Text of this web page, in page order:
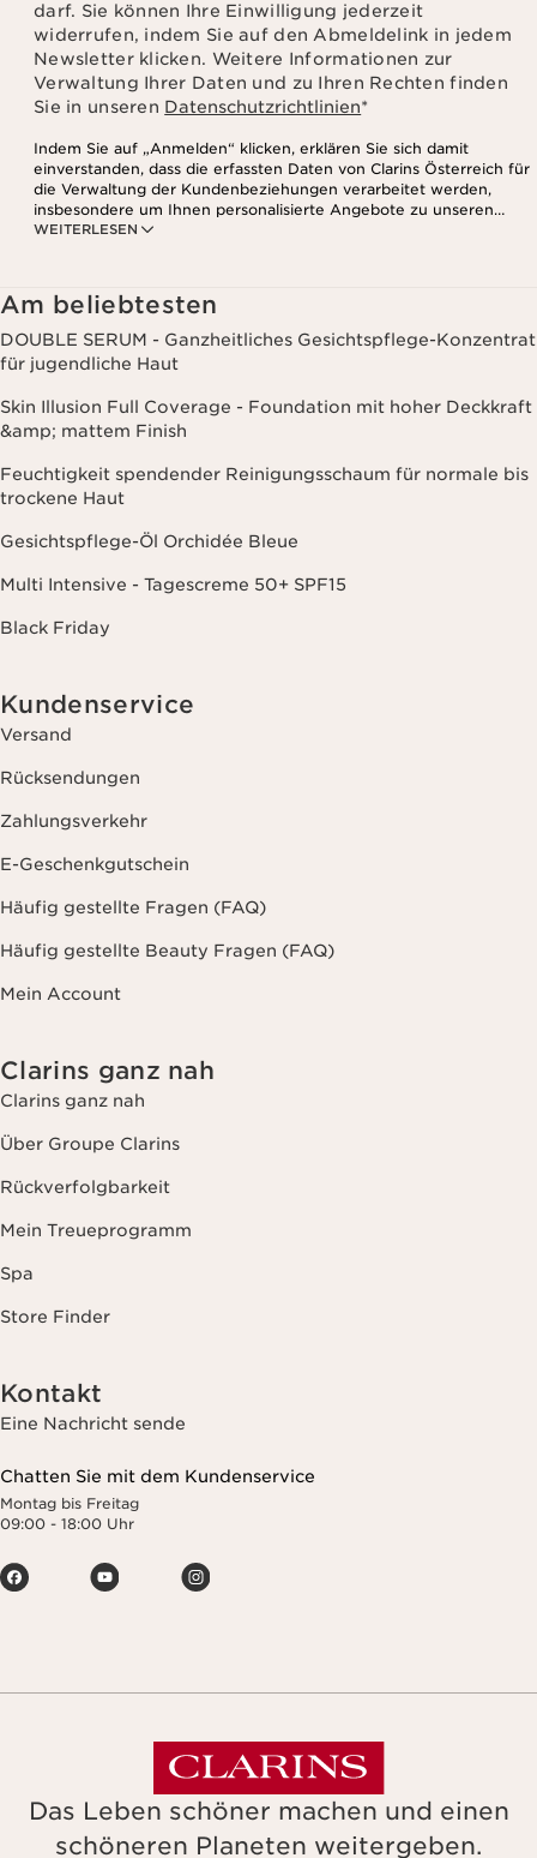
darf. Sie können Ihre Einwilligung jederzeit
widerrufen, indem Sie auf den Abmeldelink in jedem
Newsletter klicken. Weitere Informationen zur
Verwaltung Ihrer Daten und zu Ihren Rechten finden
Sie in unseren Datenschutzrichtlinien*
WEITERLESEN
Indem Sie auf „Anmelden“ klicken, erklären Sie sich damit
einverstanden, dass die erfassten Daten von Clarins Österreich für
die Verwaltung der Kundenbeziehungen verarbeitet werden,
insbesondere um Ihnen personalisierte Angebote zu unseren
Produkten und Dienstleistungen entsprechend Ihrem
Websites Dritter, sowie für analytische Zwecke.
Am beliebtesten
DOUBLE SERUM - Ganzheitliches Gesichtspflege-Konzentrat
für jugendliche Haut
Skin Illusion Full Coverage - Foundation mit hoher Deckkraft
&amp; mattem Finish
Feuchtigkeit spendender Reinigungsschaum für normale bis
trockene Haut
Gesichtspflege-Öl Orchidée Bleue
Multi Intensive - Tagescreme 50+ SPF15
Black Friday
Kundenservice
Versand
Rücksendungen
Zahlungsverkehr
E-Geschenkgutschein
Häufig gestellte Fragen (FAQ)
Häufig gestellte Beauty Fragen (FAQ)
Mein Account
Clarins ganz nah
Clarins ganz nah
Über Groupe Clarins
Rückverfolgbarkeit
Mein Treueprogramm
Spa
Store Finder
Kontakt
Eine Nachricht sende
Chatten Sie mit dem Kundenservice
Montag bis Freitag
09:00 - 18:00 Uhr
Das Leben schöner machen und einen
schöneren Planeten weitergeben.